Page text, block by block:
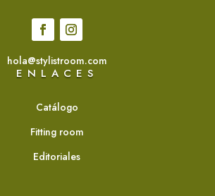
hola@stylistroom.com
ENLACES
Catálogo
Fitting room
Editoriales